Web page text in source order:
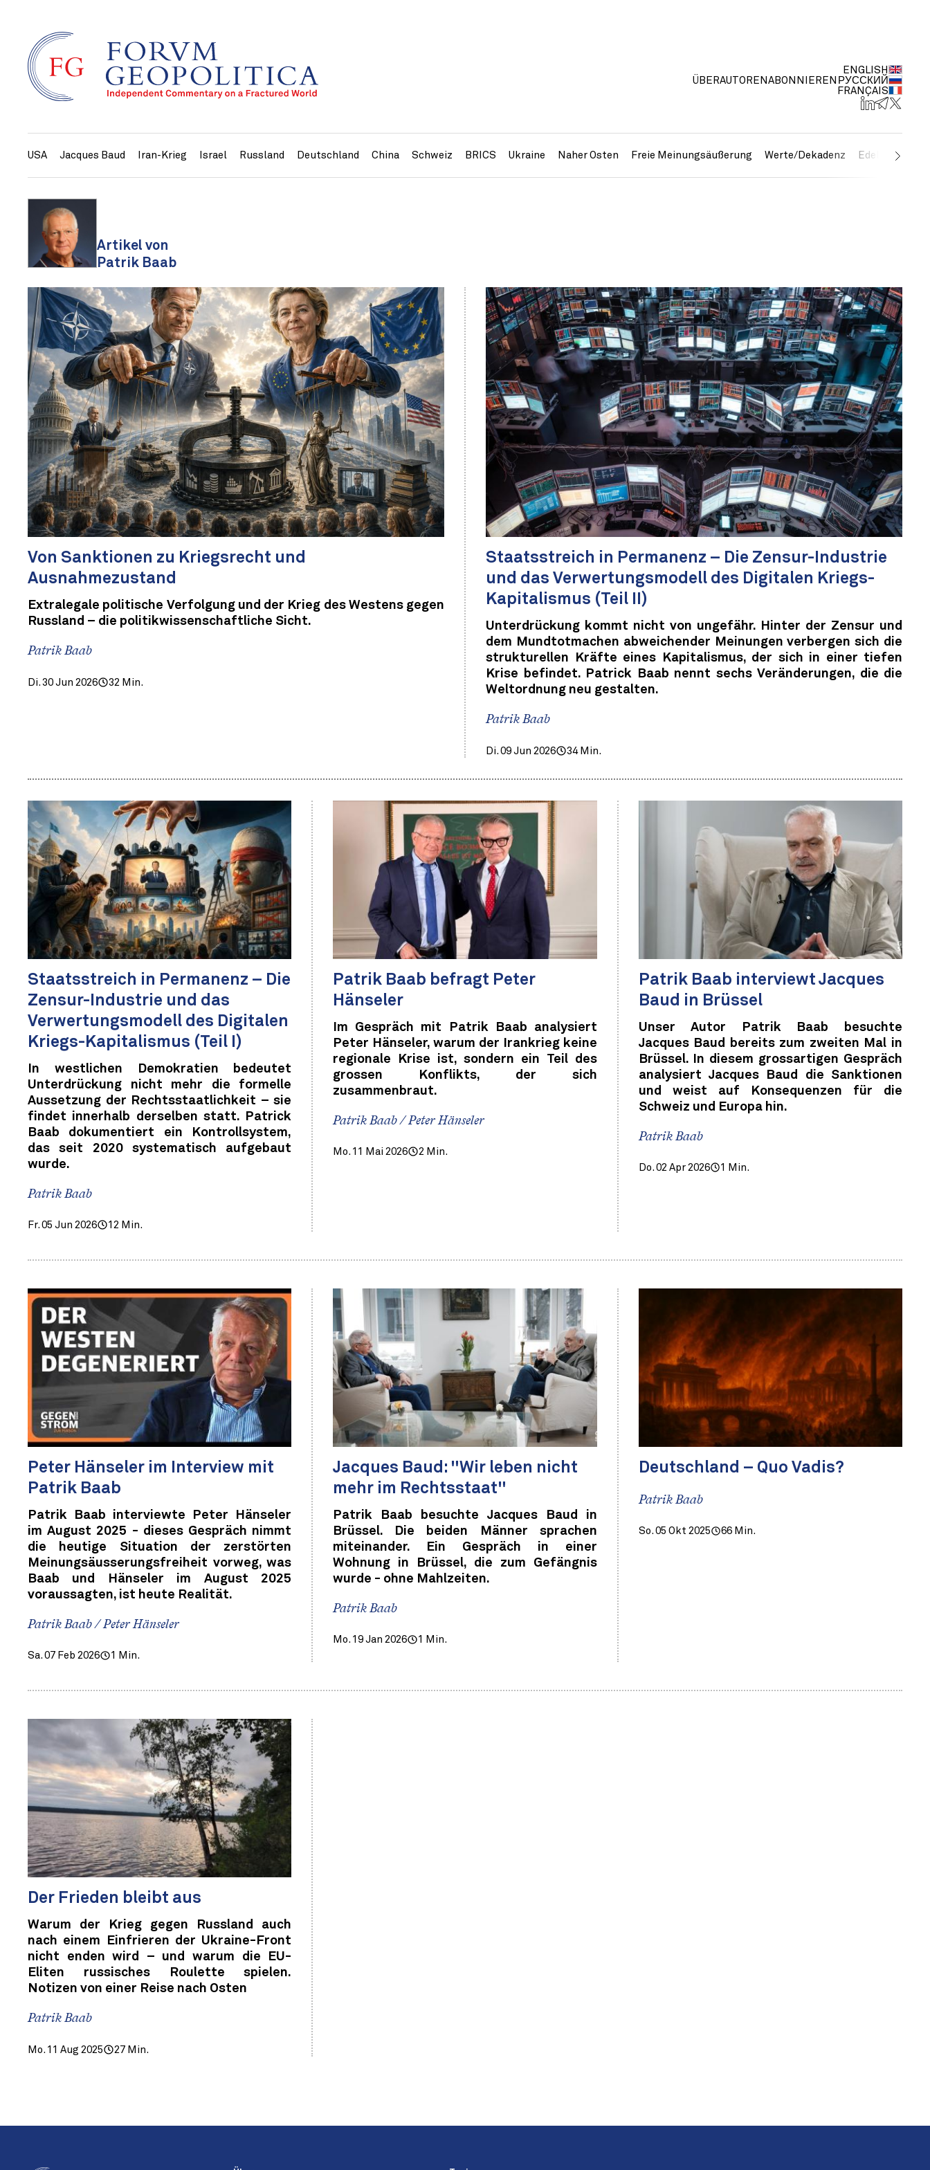
ÜBERAUTOREN ABONNIEREN
ENGLISH
РУССКИЙ
FRANÇAIS
USA Jacques Baud Iran-Krieg Israel Russland Deutschland China Schweiz BRICS Ukraine Naher Osten Freie Meinungsäußerung Werte/Dekadenz Edelmetalle
Artikel von
Patrik Baab
Von Sanktionen zu Kriegsrecht und
Ausnahmezustand
Extralegale politische Verfolgung und der Krieg des Westens gegen
Russland – die politikwissenschaftliche Sicht.
Patrik Baab
Di. 30 Jun 2026 32 Min.
Staatsstreich in Permanenz – Die Zensur-Industrie
und das Verwertungsmodell des Digitalen Kriegs-
Kapitalismus (Teil II)
Unterdrückung kommt nicht von ungefähr. Hinter der Zensur und
dem Mundtotmachen abweichender Meinungen verbergen sich die
strukturellen Kräfte eines Kapitalismus, der sich in einer tiefen
Krise befindet. Patrick Baab nennt sechs Veränderungen, die die
Weltordnung neu gestalten.
Patrik Baab
Di. 09 Jun 2026 34 Min.
Staatsstreich in Permanenz – Die
Zensur-Industrie und das
Verwertungsmodell des Digitalen
Kriegs-Kapitalismus (Teil I)
In westlichen Demokratien bedeutet
Unterdrückung nicht mehr die formelle
Aussetzung der Rechtsstaatlichkeit – sie
findet innerhalb derselben statt. Patrick
Baab dokumentiert ein Kontrollsystem,
das seit 2020 systematisch aufgebaut
wurde.
Patrik Baab
Fr. 05 Jun 2026 12 Min.
Patrik Baab befragt Peter
Hänseler
Im Gespräch mit Patrik Baab analysiert
Peter Hänseler, warum der Irankrieg keine
regionale Krise ist, sondern ein Teil des
grossen Konflikts, der sich
zusammenbraut.
Patrik Baab / Peter Hänseler
Mo. 11 Mai 2026 2 Min.
Patrik Baab interviewt Jacques
Baud in Brüssel
Unser Autor Patrik Baab besuchte
Jacques Baud bereits zum zweiten Mal in
Brüssel. In diesem grossartigen Gespräch
analysiert Jacques Baud die Sanktionen
und weist auf Konsequenzen für die
Schweiz und Europa hin.
Patrik Baab
Do. 02 Apr 2026 1 Min.
Peter Hänseler im Interview mit
Patrik Baab
Patrik Baab interviewte Peter Hänseler
im August 2025 - dieses Gespräch nimmt
die heutige Situation der zerstörten
Meinungsäusserungsfreiheit vorweg, was
Baab und Hänseler im August 2025
voraussagten, ist heute Realität.
Patrik Baab / Peter Hänseler
Sa. 07 Feb 2026 1 Min.
Jacques Baud: "Wir leben nicht
mehr im Rechtsstaat"
Patrik Baab besuchte Jacques Baud in
Brüssel. Die beiden Männer sprachen
miteinander. Ein Gespräch in einer
Wohnung in Brüssel, die zum Gefängnis
wurde - ohne Mahlzeiten.
Patrik Baab
Mo. 19 Jan 2026 1 Min.
Deutschland – Quo Vadis?
Patrik Baab
So. 05 Okt 2025 66 Min.
Der Frieden bleibt aus
Warum der Krieg gegen Russland auch
nach einem Einfrieren der Ukraine-Front
nicht enden wird – und warum die EU-
Eliten russisches Roulette spielen.
Notizen von einer Reise nach Osten
Patrik Baab
Mo. 11 Aug 2025 27 Min.